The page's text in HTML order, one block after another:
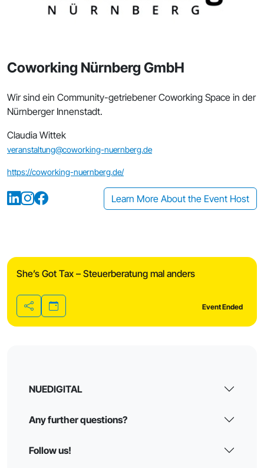
Coworking Nürnberg GmbH
Wir sind ein Community-getriebener Coworking Space in der
Nürnberger Innenstadt.
Claudia Wittek
veranstaltung@coworking-nuernberg.de
https://coworking-nuernberg.de/
Learn More About the Event Host
She’s Got Tax – Steuerberatung mal anders
Share
Event Ended
NUEDIGITAL
Any further questions?
Follow us!